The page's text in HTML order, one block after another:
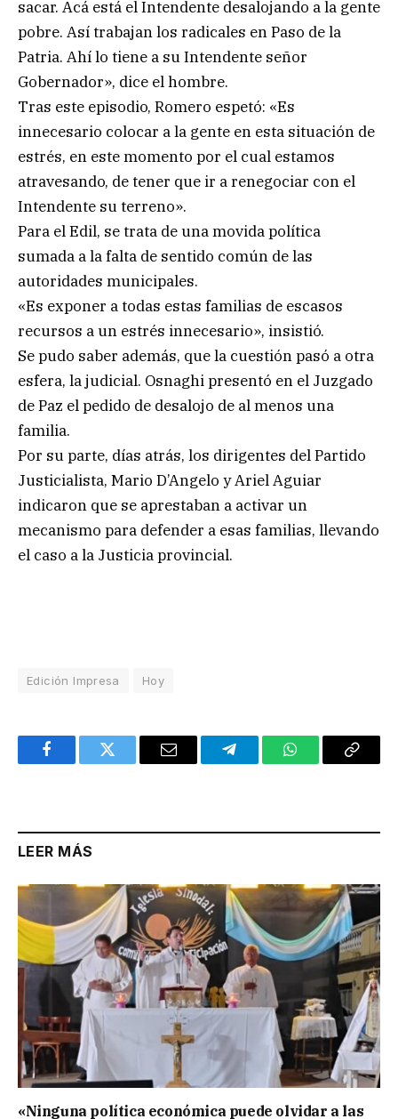
sacar. Acá está el Intendente desalojando a la gente
pobre. Así trabajan los radicales en Paso de la
Patria. Ahí lo tiene a su Intendente señor
Gobernador», dice el hombre.
Tras este episodio, Romero espetó: «Es
innecesario colocar a la gente en esta situación de
estrés, en este momento por el cual estamos
atravesando, de tener que ir a renegociar con el
Intendente su terreno».
Para el Edil, se trata de una movida política
sumada a la falta de sentido común de las
autoridades municipales.
«Es exponer a todas estas familias de escasos
recursos a un estrés innecesario», insistió.
Se pudo saber además, que la cuestión pasó a otra
esfera, la judicial. Osnaghi presentó en el Juzgado
de Paz el pedido de desalojo de al menos una
familia.
Por su parte, días atrás, los dirigentes del Partido
Justicialista, Mario D’Angelo y Ariel Aguiar
indicaron que se aprestaban a activar un
mecanismo para defender a esas familias, llevando
el caso a la Justicia provincial.
Edición Impresa Hoy
FacebookTwitter Email TelegramWhatsAppCopy
LEER MÁS
«Ninguna política económica puede olvidar a las